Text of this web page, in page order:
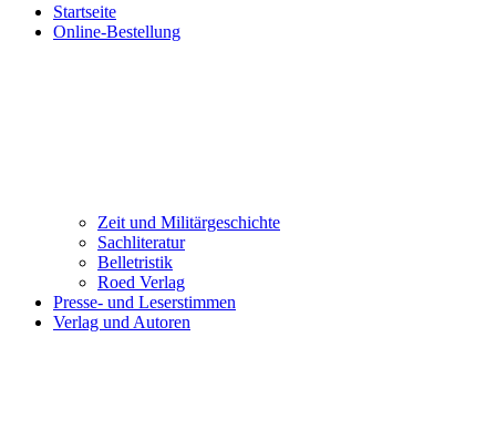
Startseite
Online-Bestellung
Zeit und Militärgeschichte
Sachliteratur
Belletristik
Roed Verlag
Presse- und Leserstimmen
Verlag und Autoren